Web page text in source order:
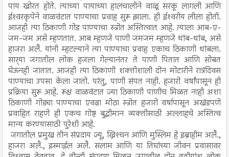
पाय खोरत होते. त्याच्या पायाच्या हालचालीने वाळू सरकू लागली आणि
ईश्‍वरकृपेने वाळवंटात पाण्याचा प्रवाह सुरू झाला. ही ईश्‍वरीय लीला होती.
आजही त्या ठिकाणी गोड पाण्याचा स्त्रोत अस्तित्वात आहे. त्याला आब-ए-
जम-जम असे म्हणतात. आब म्हणजे पाणी जमजम म्हणजे थांब-थांब, असे
हाजरा अलै. यांनी म्हटल्याने त्या पाण्याचा प्रवाह एकाच ठिकाणी थांबला.
सार्‍या जगातील लोक हजला गेल्यानंतर ते पाणी पितात आणि सोबत
घेऊनही जातात. आजही त्या ठिकाणी शक्तीशाली दोन मोटारीने रात्रंदिवस
पाण्याचा उपसा केला जातो. परंतु, पाणी संपत नाही. हजारो वर्षांपासून ही
प्रक्रिया सुरू आहे. रूक्ष वाळवंटात ज्या ठिकाणी पाणीच मिळत नाही अशा
ठिकाणी गोड्या पाण्याचा एवढा मोठा स्त्रोत हजारो वर्षापासून अखंडपणे
प्रवाहित राहणे ही एकच गोष्ट बुद्धीमान व्यक्तीसाठी अल्लाहचे अस्तित्व
मान्य करण्यासाठी पुरेशी आहे.
जगातील प्रमुख तीन संप्रदाय ज्यू, ख्रिश्‍चन आणि मुस्लिम हे इब्राहीम अलै.,
हाजरा अलै., इस्माईल अलै. सलाम आणि या तिघांच्या जीवन प्रवासावर